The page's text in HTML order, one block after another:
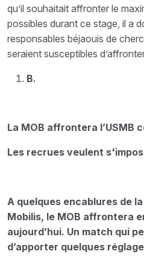
qu’il souhaitait affronter le
possibles durant ce stage, il a
responsables béjaouis de
seraient susceptibles
B.
La MOB affrontera l’USMB
Les recrues veulent
A quelques encablures de
Mobilis, le MOB affrontera
aujourd’hui. Un match qui
d’apporter quelques